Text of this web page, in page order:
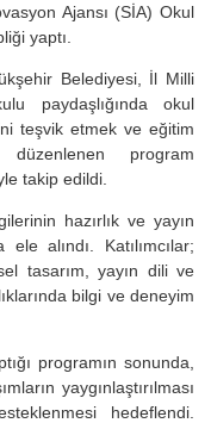
Ajansı (SİA) Okul
yaptı.
Belediyesi, İl Milli
paydaşlığında okul
teşvik etmek ve eğitim
düzenlenen program
takip edildi.
hazırlık ve yayın
alındı. Katılımcılar;
tasarım, yayın dili ve
bilgi ve deneyim
programın sonunda,
yaygınlaştırılması
hedeflendi.